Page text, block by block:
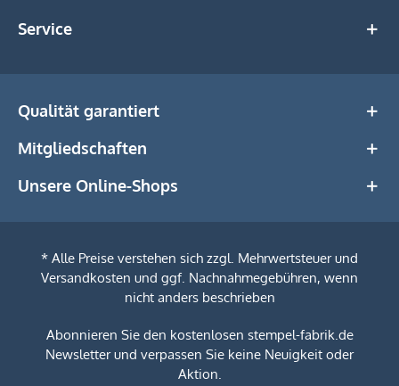
Service
Qualität garantiert
Mitgliedschaften
Unsere Online-Shops
* Alle Preise verstehen sich zzgl. Mehrwertsteuer und
Versandkosten und ggf. Nachnahmegebühren, wenn
nicht anders beschrieben
Abonnieren Sie den kostenlosen stempel-fabrik.de
Newsletter und verpassen Sie keine Neuigkeit oder
Aktion.